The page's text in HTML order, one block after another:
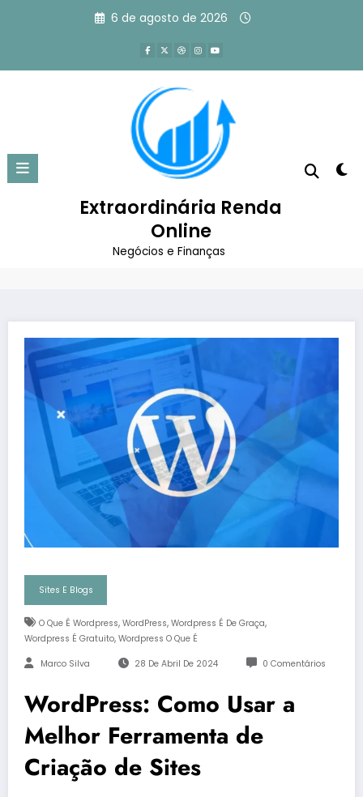
6 de agosto de 2026
Extraordinária Renda
Online
Negócios e Finanças
WordPress: Como Usar a Melhor
Ferramenta de Criação de Sites
Página inicial Marketing Digital
Sites e Blogs
WordPress: Como Usar a Melhor Ferramenta de
Criação de Sites
Sites E Blogs
O Que É Wordpress, WordPress, Wordpress É De Graça,
Wordpress É Gratuito, Wordpress O Que É
Marco Silva 28 De Abril De 2024 0 Comentários
WordPress: Como Usar a
Melhor Ferramenta de
Criação de Sites